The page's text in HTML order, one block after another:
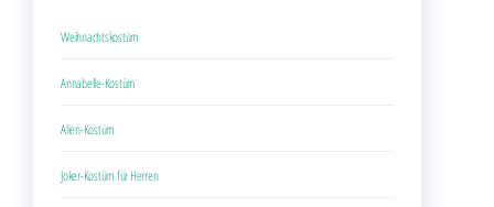
Weihnachtskostüm
Annabelle-Kostüm
Alien-Kostüm
Joker-Kostüm für Herren